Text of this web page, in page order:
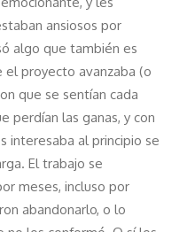
ansiosos por
algo que también es
el proyecto avanzaba (o
que se sentían cada
perdían las ganas, y con
interesaba al principio se
El trabajo se
meses, incluso por
abandonarlo, o lo